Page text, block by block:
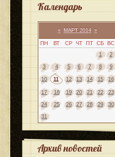
Календарь
« МАРТ 2014 »
ПН ВТ СР ЧТ ПТ СБ
ВС
1
2
3 4 5 6 7 8 9
10 11 12 13 14 15 16
17 18 19 20 21 22 23
24 25 26 27 28 29 30
31
Архив новостей